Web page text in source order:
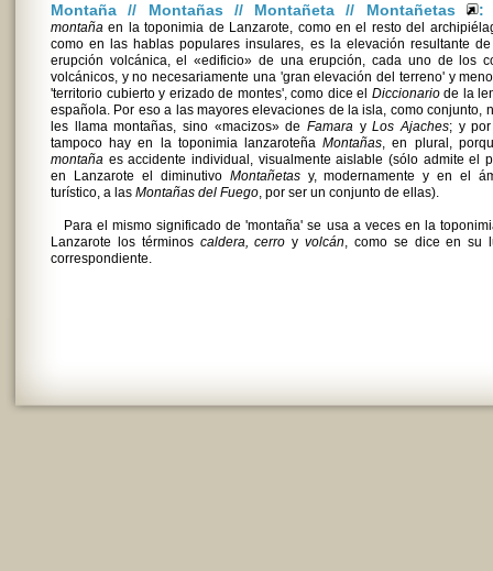
Montaña // Montañas // Montañeta // Montañetas :
montaña en la toponimia de Lanzarote, como en el resto del
como en las hablas populares insulares, es la elevación resultante
erupción volcánica, el «edificio» de una erupción, cada uno de los
volcánicos, y no necesariamente una 'gran elevación del terreno' y
'territorio cubierto y erizado de montes', como dice el Diccionariode la
española. Por eso a las mayores elevaciones de la isla, como conjunto,
les llama montañas, sino «macizos» de Famara yLos Ajaches; y
tampoco hay en la toponimia lanzaroteñaMontañas, en plural,
montaña es accidente individual, visualmente aislable (sólo admite el
en Lanzarote el diminutivo Montañetasy, modernamente y en el
turístico, a las Montañas del Fuego, por ser un conjunto de ellas).
Para el mismo significado de 'montaña' se usa a veces en la
Lanzarote los términos caldera, cerro yvolcán, como se dice en su
correspondiente.